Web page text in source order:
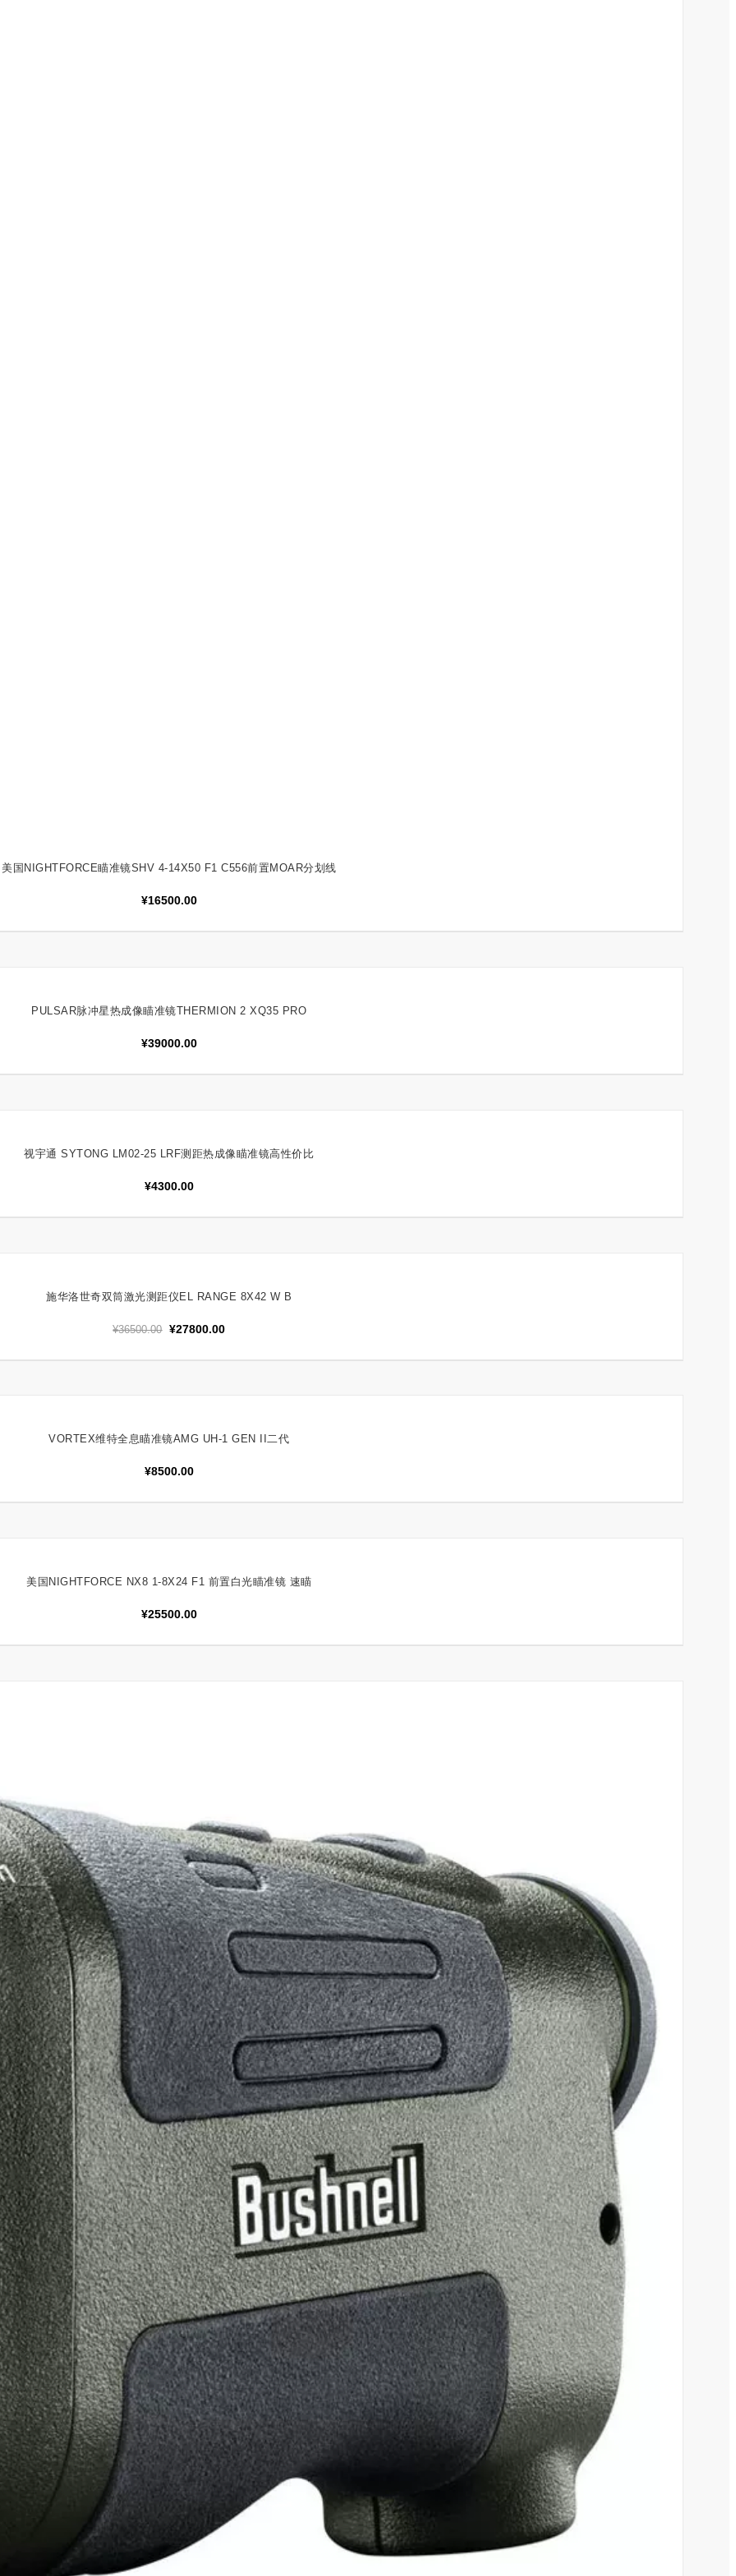
加入购物车
美国NIGHTFORCE瞄准镜SHV 4-14X50 F1 C556前置MOAR分划线
¥16500.00
加入购物车
PULSAR脉冲星热成像瞄准镜THERMION 2 XQ35 PRO
¥39000.00
加入购物车
视宇通 SYTONG LM02-25 LRF测距热成像瞄准镜高性价比
¥4300.00
加入购物车
施华洛世奇双筒激光测距仪EL RANGE 8X42 W B
¥36500.00 原
为：
¥27800.00当
价
加入购物车
VORTEX维特全息瞄准镜AMG UH-1 GEN II二代
¥8500.00
阅读更多
美国NIGHTFORCE NX8 1-8X24 F1 前置白光瞄准镜 速瞄
¥25500.00